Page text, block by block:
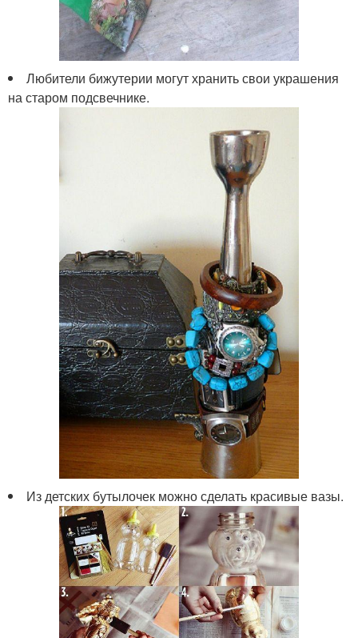
Любители бижутерии могут хранить свои украшения
на старом подсвечнике.
Из детских бутылочек можно сделать красивые вазы.